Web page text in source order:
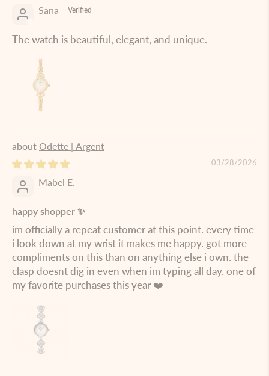
Sana
The watch is beautiful, elegant, and unique.
Odette | Argent
03/28/2026
Mabel E.
happy shopper ✨
im officially a repeat customer at this point. every time
i look down at my wrist it makes me happy. got more
compliments on this than on anything else i own. the
clasp doesnt dig in even when im typing all day. one of
my favorite purchases this year ❤️